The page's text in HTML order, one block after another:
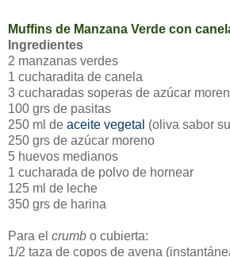
Muffins de Manzana Verde con
Ingredientes
2 manzanas verdes
1 cucharadita de canela
3 cucharadas soperas de azúcar
100 grs de pasitas
250 ml de aceite vegetal (oliva sabor
250 grs de azúcar moreno
5 huevos medianos
1 cucharada de polvo de hornear
125 ml de leche
350 grs de harina
Para el crumb o cubierta:
1/2 taza de copos de avena